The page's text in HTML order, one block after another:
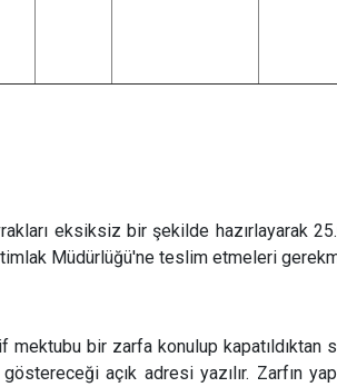
eksiksiz bir şekilde hazırlayarak
Müdürlüğü'ne teslim etmeleri
bir zarfa konulup kapatıldıktan
açık adresi yazılır. Zarfın